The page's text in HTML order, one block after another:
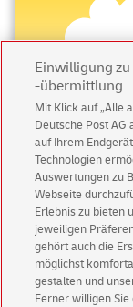
Immer
Aktionen
für
für
Einwilligung
-übermittlung
Mit Klick auf „Alle
Deutsche Post AG
auf Ihrem
Technologien
Auswertungen zu
Webseite
Erlebnis zu bieten
jeweiligen
gehört auch die
möglichst
gestalten und
Ferner willigen Sie